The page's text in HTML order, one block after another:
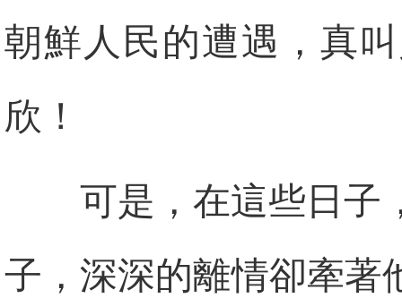
朝鮮人民的遭遇，真
欣！
可是，在這些日子
子，深深的離情卻牽著